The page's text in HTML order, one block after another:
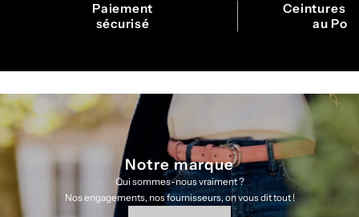
Paiement
sécurisé
Ceintures
au
Notre marque
Qui sommes-nous vraiment ?
Nos engagements, nos fournisseurs, on vous dit tout !